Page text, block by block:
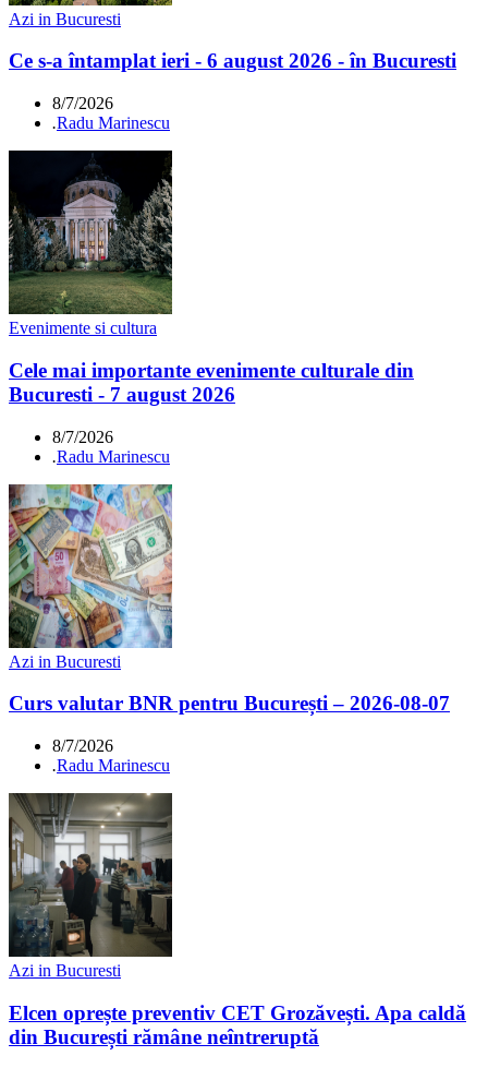
Azi in Bucuresti
Ce s-a întamplat ieri - 6 august 2026 - în Bucuresti
8/7/2026
.Radu Marinescu
Evenimente si cultura
Cele mai importante evenimente culturale din
Bucuresti - 7 august 2026
8/7/2026
.Radu Marinescu
Azi in Bucuresti
Curs valutar BNR pentru București – 2026-08-07
8/7/2026
.Radu Marinescu
Azi in Bucuresti
Elcen oprește preventiv CET Grozăvești. Apa caldă
din București rămâne neîntreruptă